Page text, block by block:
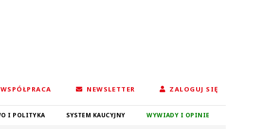
WSPÓŁPRACA NEWSLETTER ZALOGUJ SIĘ
I POLITYKA SYSTEM KAUCYJNY WYWIADY I OPINIE